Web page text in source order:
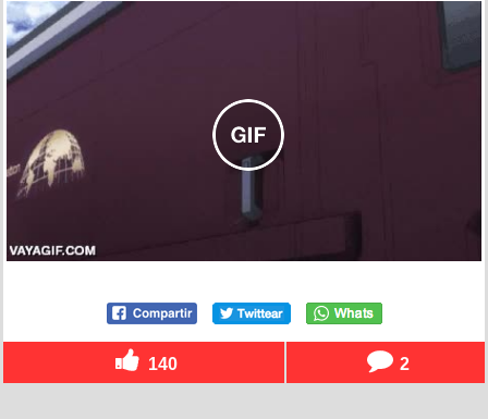
140 2